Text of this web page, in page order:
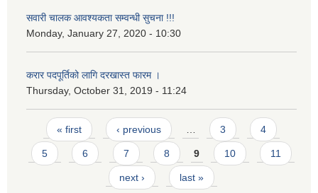
सवारी चालक आवश्यकता सम्वन्धी सुचना !!!
Monday, January 27, 2020 - 10:30
करार पदपूर्तिको लागि दरखास्त फारम ।
Thursday, October 31, 2019 - 11:24
Pages
« first ‹ previous 3 4
5 6 7 8 9 10 11
next › last »